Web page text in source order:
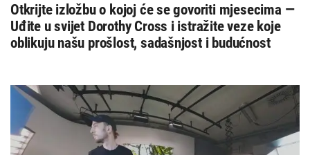
Otkrijte izložbu o kojoj će se govoriti mjesecima —
Uđite u svijet Dorothy Cross i istražite veze koje
oblikuju našu prošlost, sadašnjost i budućnost